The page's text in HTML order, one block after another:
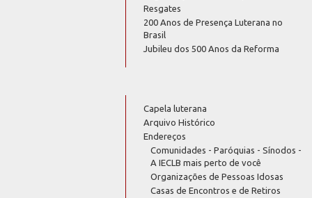
Resgates
200 Anos de Presença Luterana no
Brasil
Jubileu dos 500 Anos da Reforma
Capela luterana
Arquivo Histórico
Endereços
Comunidades - Paróquias - Sínodos -
A IECLB mais perto de você
Organizações de Pessoas Idosas
Casas de Encontros e de Retiros